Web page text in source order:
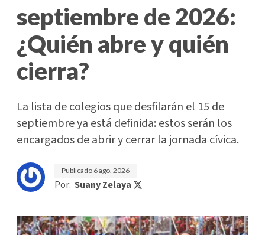
septiembre de 2026:
¿Quién abre y quién
cierra?
La lista de colegios que desfilarán el 15 de
septiembre ya está definida: estos serán los
encargados de abrir y cerrar la jornada cívica.
Publicado 6 ago. 2026
Por: Suany Zelaya